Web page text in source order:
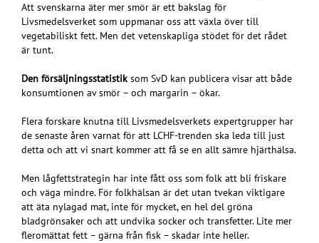
Att svenskarna äter mer smör är ett bakslag för
Livsmedelsverket som uppmanar oss att växla över till
vegetabiliskt fett. Men det vetenskapliga stödet för det rådet
är tunt.
Den försäljningsstatistiksom SvD kan publicera visar att både
konsumtionen av smör – och margarin – ökar.
Flera forskare knutna till Livsmedelsverkets expertgrupper har
de senaste åren varnat för att LCHF-trenden ska leda till just
detta och att vi snart kommer att få se en allt sämre hjärthälsa.
Men lågfettstrategin har inte fått oss som folk att bli friskare
och väga mindre. För folkhälsan är det utan tvekan viktigare
att äta nylagad mat, inte för mycket, en hel del gröna
bladgrönsaker och att undvika socker och transfetter. Lite mer
fleromättat fett – gärna från fisk – skadar inte heller.